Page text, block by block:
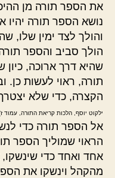
את הספר תורה מן
נושא הספר תורה יהיו
והולך לצד ימין שלו,
הולך סביב והספר
שהיא דרך ארוכה, כיון
תורה, ראוי לעשות כן.
הקצרה, כדי שלא
ילקוט יוסף, הלכות קריאת התורה, עמוד
אל הספר תורה כדי
הראוי שמוליך הספר
אחד ואחד כדי
מהקהל וינשקו את